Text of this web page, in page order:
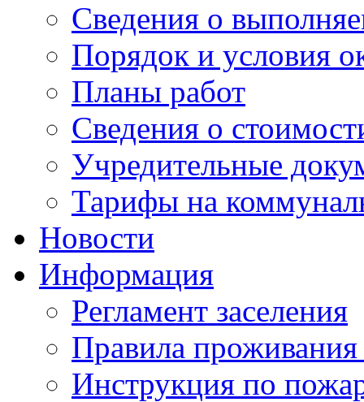
Сведения о
Порядок и условия
Планы работ
Сведения о
Учредительные
Тарифы на
Новости
Информация
Регламент заселения
Правила
Инструкция по